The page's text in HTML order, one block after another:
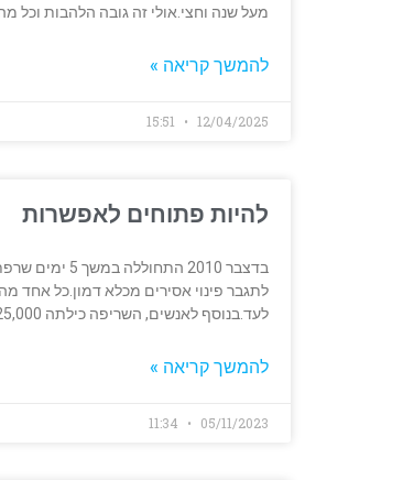
מעל שנה וחצי.אולי זה גובה הלהבות וכל
להמשך קריאה »
12/04/2025
להיות פתוחים לאפשרות
לתגבר פינוי אסירים מכלא דמון.כל אחד
לעד.בנוסף לאנשים, השריפה כילתה 25,000 דונם של חורש טבעי, הכולל מיליוני
להמשך קריאה »
05/11/2023